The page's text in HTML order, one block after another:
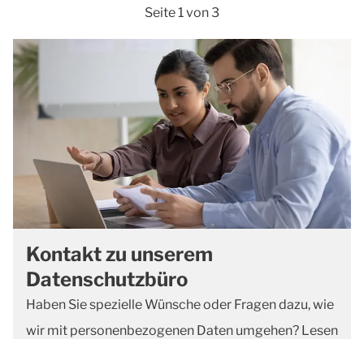
Seite 1 von 3
Kontakt zu unserem
Datenschutzbüro
Haben Sie spezielle Wünsche oder Fragen dazu, wie
wir mit personenbezogenen Daten umgehen? Lesen